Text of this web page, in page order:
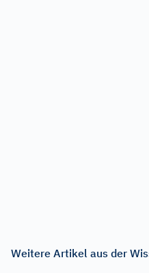
Weitere Artikel aus der